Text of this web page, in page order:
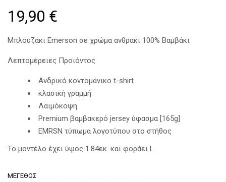
19,90 €
Μπλουζάκι Emerson σε χρώμα ανθρακι 100% Βαμβάκι
Λεπτομέρειες Προϊόντος
Ανδρικό κοντομάνικο t-shirt
κλασική γραμμή
Λαιμόκοψη
Premium βαμβακερό jersey ύφασμα [165g]
EMRSN τύπωμα λογοτύπου στο στήθος
Το μοντέλο έχει ύψος 1.84εκ. και φοράει L.
ΜΈΓΕΘΟΣ